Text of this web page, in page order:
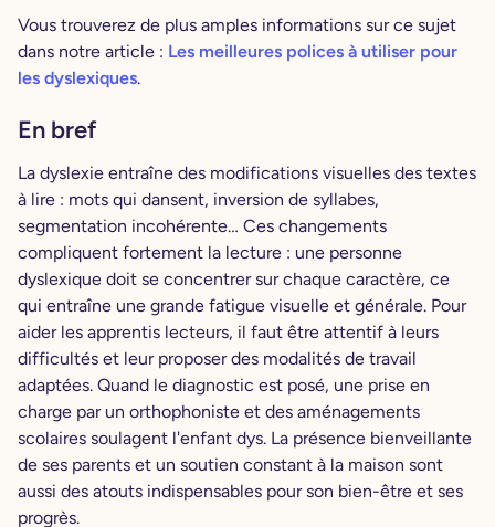
Vous trouverez de plus amples informations sur ce sujet
dans notre article : Les meilleures polices à utiliser pour
les dyslexiques.
En bref
La dyslexie entraîne des modifications visuelles des textes
à lire : mots qui dansent, inversion de syllabes,
segmentation incohérente… Ces changements
compliquent fortement la lecture : une personne
dyslexique doit se concentrer sur chaque caractère, ce
qui entraîne une grande fatigue visuelle et générale. Pour
aider les apprentis lecteurs, il faut être attentif à leurs
difficultés et leur proposer des modalités de travail
adaptées. Quand le diagnostic est posé, une prise en
charge par un orthophoniste et des aménagements
scolaires soulagent l'enfant dys. La présence bienveillante
de ses parents et un soutien constant à la maison sont
aussi des atouts indispensables pour son bien-être et ses
progrès.